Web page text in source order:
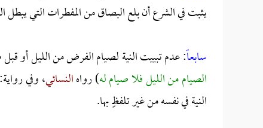
يثبت في الشرع أن بلع البصاق من المفطرات التي يبطل
سابعاً: عدم تبييت النية لصيام الفرض من الليل أو
الصيام من الليل فلا صيام له) رواهالنسائي، وفي
النية في نفسه من غير تلفظٍ بها.